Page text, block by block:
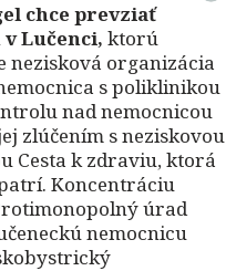
chce prevziať
Lučenci, ktorú
nezisková organizácia
s poliklinikou
nad nemocnicou
zlúčením s neziskovou
Cesta k zdraviu, ktorá
Koncentráciu
úrad
nemocnicu